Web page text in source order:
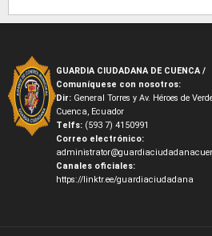
GUARDIA CIUDADANA DE CUENCA /
Comuníquese con nosotros:
Dir: General Torres y Av. Héroes de
Cuenca, Ecuador
Telfs: (593 7) 4150991
Correo electrónico:
Canales oficiales:
https://linktr.ee/guardiaciudadana